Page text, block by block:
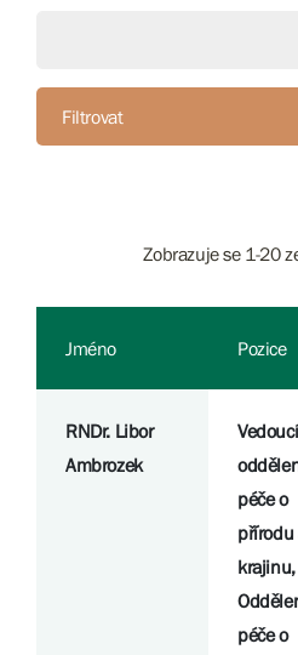
Filtrovat
Zobrazuje se 1-20
Jméno Pozice
RNDr. Libor
Ambrozek
Vedoucí
péče o
přírodu
krajinu,
péče o